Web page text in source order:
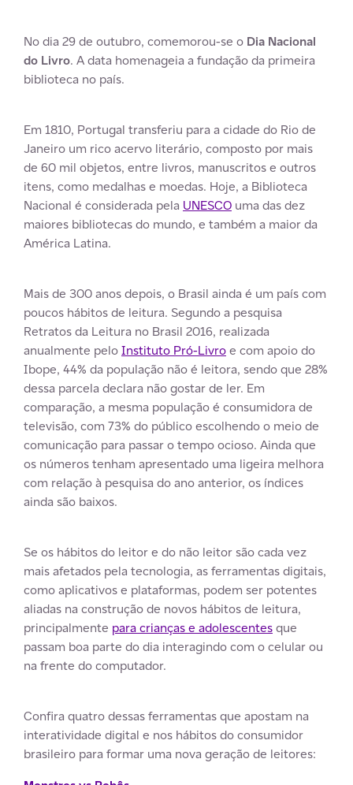
No dia 29 de outubro, comemorou-se o Dia Nacional
do Livro. A data homenageia a fundação da primeira
biblioteca no país.
Em 1810, Portugal transferiu para a cidade do Rio de
Janeiro um rico acervo literário, composto por mais
de 60 mil objetos, entre livros, manuscritos e outros
itens, como medalhas e moedas. Hoje, a Biblioteca
Nacional é considerada pela UNESCO uma das dez
maiores bibliotecas do mundo, e também a maior da
América Latina.
Mais de 300 anos depois, o Brasil ainda é um país com
poucos hábitos de leitura. Segundo a pesquisa
Retratos da Leitura no Brasil 2016, realizada
anualmente peloInstituto Pró-Livroe com apoio do
Ibope, 44% da população não é leitora, sendo que 28%
dessa parcela declara não gostar de ler. Em
comparação, a mesma população é consumidora de
televisão, com 73% do público escolhendo o meio de
comunicação para passar o tempo ocioso. Ainda que
os números tenham apresentado uma ligeira melhora
com relação à pesquisa do ano anterior, os índices
ainda são baixos.
Se os hábitos do leitor e do não leitor são cada vez
mais afetados pela tecnologia, as ferramentas digitais,
como aplicativos e plataformas, podem ser potentes
aliadas na construção de novos hábitos de leitura,
principalmente para crianças e adolescentesque
passam boa parte do dia interagindo com o celular ou
na frente do computador.
Confira quatro dessas ferramentas que apostam na
interatividade digital e nos hábitos do consumidor
brasileiro para formar uma nova geração de leitores: